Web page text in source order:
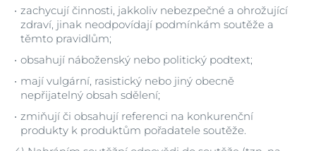
zachycují činnosti, jakkoliv nebezpečné a ohrožující
zdraví, jinak neodpovídají podmínkám soutěže a
těmto pravidlům;
obsahují náboženský nebo politický podtext;
mají vulgární, rasistický nebo jiný obecně
nepřijatelný obsah sdělení;
zmiňují či obsahují referenci na konkurenční
produkty k produktům pořadatele soutěže.